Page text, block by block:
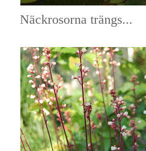
Näckrosorna trängs...